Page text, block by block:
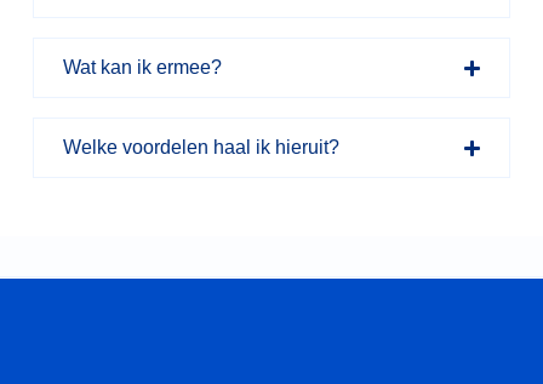
Wat kan ik ermee?
Welke voordelen haal ik hieruit?